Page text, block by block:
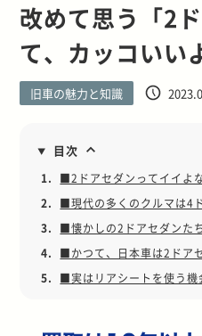
改めて思う「2
て、カッコいい
旧車の魅力と知識
目次
1.
■2ドアセダンってイイよ
2.
■現代の多くのクルマは4
3.
■懐かしの2ドアセダンたち
4.
■かつて、日本車は2ドア
5.
■実はリアシートを使う機